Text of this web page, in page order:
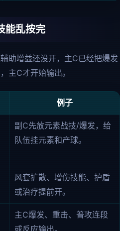
能乱按完
助增益还没开，主C已经把爆发
主C才开始输出。
例子
副C先放元素战技/爆发，给
队伍挂元素和产球。
风套扩散、增伤技能、护盾
或治疗提前开。
主C爆发、重击、普攻连段
或反应输出。